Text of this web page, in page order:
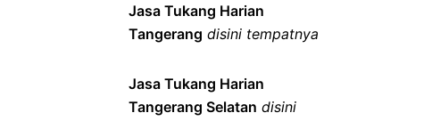
Jasa Tukang Harian
Tangerang disini tempatnya
Jasa Tukang Harian
Tangerang Selatan disini